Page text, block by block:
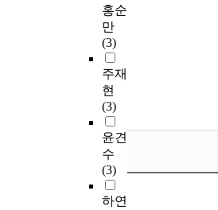
홍순
만
(3)
주재
현
(3)
윤견
수
(3)
하연